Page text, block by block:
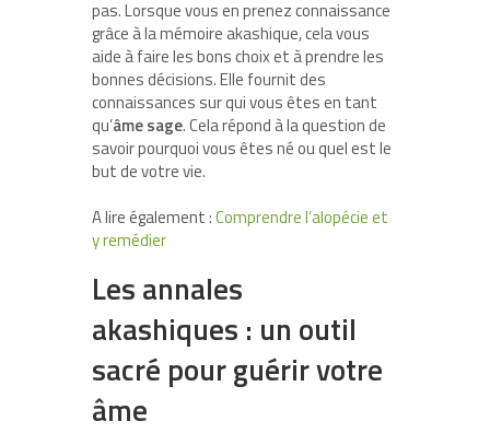
pas. Lorsque vous en prenez connaissance
grâce à la mémoire akashique, cela vous
aide à faire les bons choix et à prendre les
bonnes décisions. Elle fournit des
connaissances sur qui vous êtes en tant
qu’âme sage. Cela répond à la question de
savoir pourquoi vous êtes né ou quel est le
but de votre vie.
A lire également :Comprendre l’alopécie et
y remédier
Les annales
akashiques : un outil
sacré pour guérir votre
âme